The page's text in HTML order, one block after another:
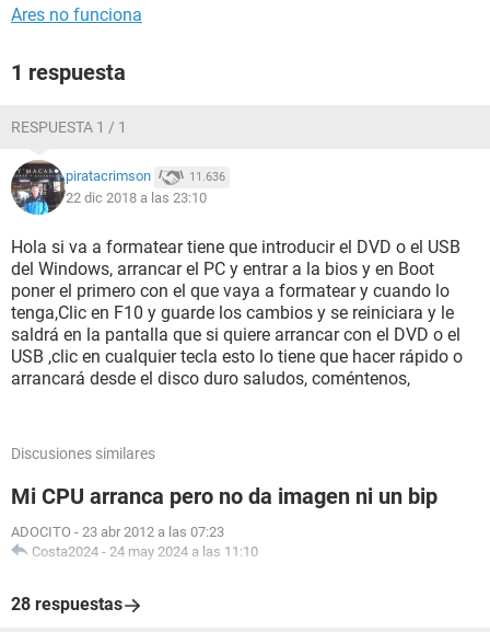
Ares no funciona
1 respuesta
RESPUESTA 1 / 1
piratacrimson 11.636
22 dic 2018 a las 23:10
Hola si va a formatear tiene que introducir el DVD o el USB
del Windows, arrancar el PC y entrar a la bios y en Boot
poner el primero con el que vaya a formatear y cuando lo
tenga,Clic en F10 y guarde los cambios y se reiniciara y le
saldrá en la pantalla que si quiere arrancar con el DVD o el
USB ,clic en cualquier tecla esto lo tiene que hacer rápido o
arrancará desde el disco duro saludos, coméntenos,
Discusiones similares
Mi CPU arranca pero no da imagen ni un bip
ADOCITO - 23 abr 2012 a las 07:23
Costa2024 - 24 may 2024 a las 11:10
28 respuestas